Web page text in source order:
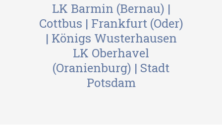
LK Barmin (Bernau) |
Cottbus | Frankfurt (Oder)
| Königs Wusterhausen
LK Oberhavel
(Oranienburg) | Stadt
Potsdam